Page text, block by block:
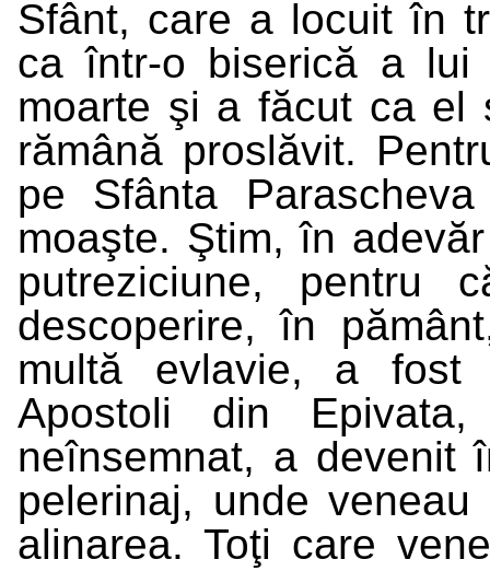
Sfânt, care a locuit în
ca într-o biserică a lui
moarte şi a făcut ca el
rămână proslăvit.
pe Sfânta
moaşte. Ştim, în
putreziciune,
descoperire, în
multă evlavie, a fost
Apostoli din
neînsemnat, a devenit
pelerinaj, unde
alinarea. Toţi care